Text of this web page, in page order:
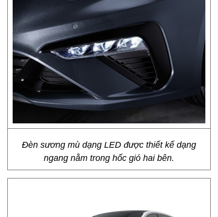
Đèn sương mù dạng LED được thiết kế dạng
ngang nằm trong hốc gió hai bên.